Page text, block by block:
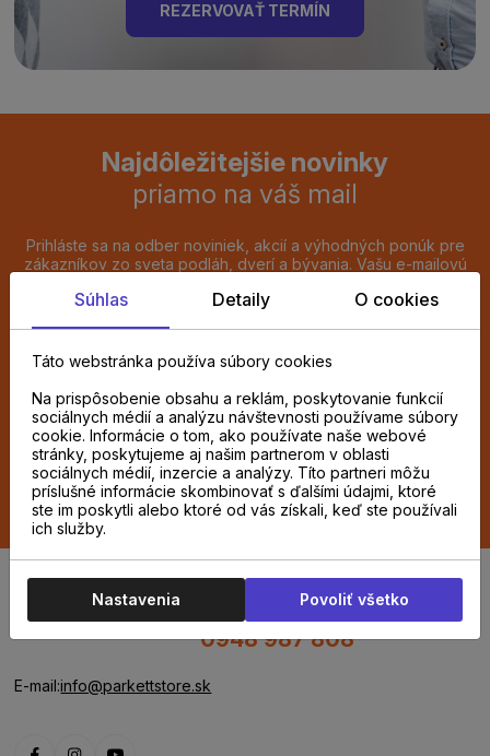
REZERVOVAŤ TERMÍN
Najdôležitejšie novinky
priamo na váš mail
Prihláste sa na odber noviniek, akcií a výhodných ponúk pre
zákazníkov zo sveta podláh, dverí a bývania. Vašu e-mailovú
mailov. Prihlásenie dokončíte kliknutím na potvrdzovací odkaz,
ODOBERAŤ
Súhlasím so spracovanímosobných údajov
0948 987 808
E-mail:info@parkettstore.sk
Súhlas Detaily O cookies
Táto webstránka používa súbory cookies
Na prispôsobenie obsahu a reklám, poskytovanie funkcií
sociálnych médií a analýzu návštevnosti používame súbory
cookie. Informácie o tom, ako používate naše webové
stránky, poskytujeme aj našim partnerom v oblasti
sociálnych médií, inzercie a analýzy. Títo partneri môžu
príslušné informácie skombinovať s ďalšími údajmi, ktoré
ste im poskytli alebo ktoré od vás získali, keď ste používali
ich služby.
Nastavenia Povoliť všetko